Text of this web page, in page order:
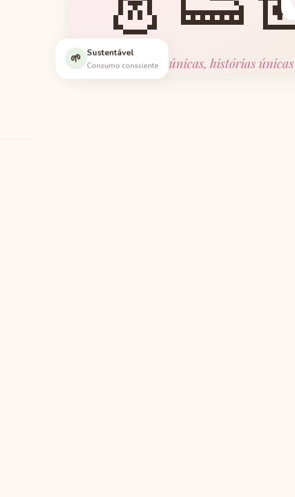
Peças únicas, histórias únicas
🌱 Sustentável
Consumo consciente